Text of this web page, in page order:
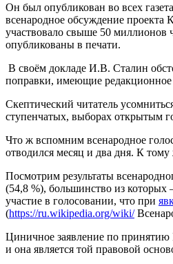
Он был опубликован во всех
всенародное обсуждение проекта
участвовало свыше 50 миллионов
опубликованы в печати.
В своём докладе И.В. Сталин
поправки, имеющие
Скептический читатель
ступенчатых, выборах открытым
Что ж вспомним всенародное
отводился месяц и два дня. К тому
Посмотрим результаты
(54,8 %), большинство из
участие в голосовании, что при
(https://ru.wikipedia.org/wiki/
Циничное заявление по принятию
и она является той правовой